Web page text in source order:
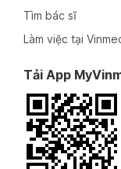
Tìm bác sĩ
Làm việc tại
Tải App